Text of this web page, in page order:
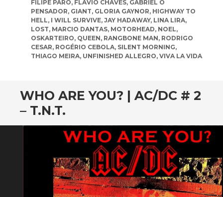
FILIPE PARO, FLAVIO CHAVES, GABRIEL O
PENSADOR, GIANT, GLORIA GAYNOR, HIGHWAY TO
HELL, I WILL SURVIVE, JAY HADAWAY, LINA LIRA,
LOST, MARCIO DANTAS, MOTORHEAD, NOEL,
OSKARTEIRO, QUEEN, RANGBONE MAN, RODRIGO
CESAR, ROGÉRIO CEBOLA, SILENT MORNING,
THIAGO MEIRA, UNFINISHED ALLEGRO, VIVA LA VIDA
WHO ARE YOU? | AC/DC # 2
– T.N.T.